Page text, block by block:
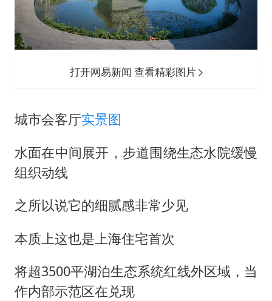
打开网易新闻 查看精彩图片
城市会客厅实景图
水面在中间展开，步道围绕生态水院缓慢
组织动线
之所以说它的细腻感非常少见
本质上这也是上海住宅首次
将超3500平湖泊生态系统红线外区域，当
作内部示范区在兑现